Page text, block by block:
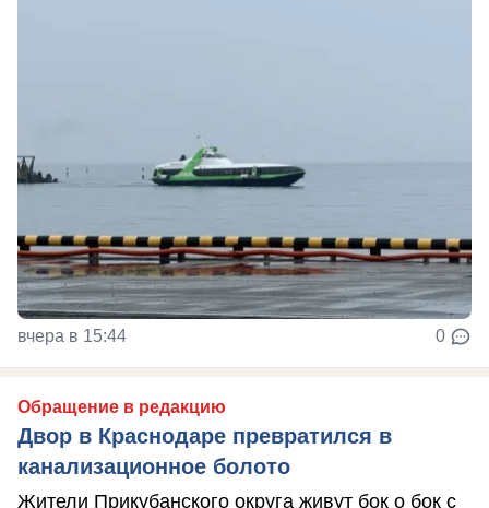
вчера в 15:44 0
Обращение в редакцию
Двор в Краснодаре превратился в
канализационное болото
Жители Прикубанского округа живут бок о бок с